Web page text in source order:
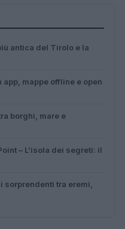
antica del Tirolo e la
mappe offline e open
borghi, mare e
– L’isola dei segreti: il
sorprendenti tra eremi,